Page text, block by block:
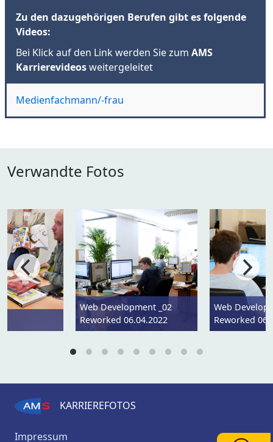
Zu den dazugehörigen Berufen gibt es folgende
Videos:
Bei Klick auf den Link werden Sie zum AMS
Karrierevideosweitergeleitet
Medienfachmann/-frau
Verwandte Fotos
Web Development _02
Reworked 06.04.2022
Web
Reworked
KARRIEREFOTOS
Impressum